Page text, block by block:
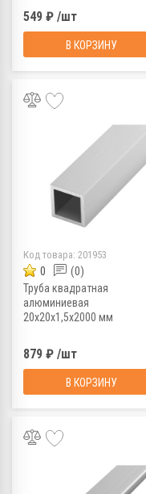
549 ₽ /шт
В КОРЗИНУ
Код товара: 201953
0 (0)
Труба квадратная
алюминиевая
20х20х1,5х2000 мм
879 ₽ /шт
В КОРЗИНУ